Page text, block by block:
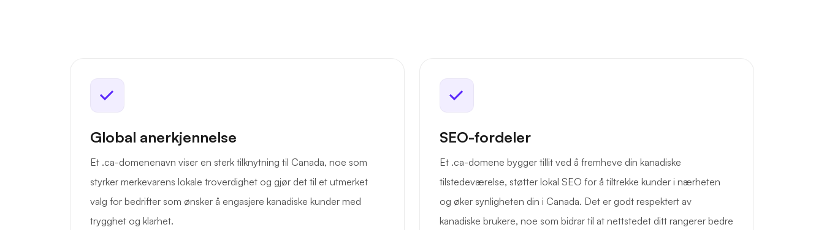
Global anerkjennelse
Et .ca-domenenavn viser en sterk tilknytning til Canada, noe som
styrker merkevarens lokale troverdighet og gjør det til et utmerket
valg for bedrifter som ønsker å engasjere kanadiske kunder med
trygghet og klarhet.
SEO-fordeler
Et .ca-domene bygger tillit ved å fremheve din kanadiske
tilstedeværelse, støtter lokal SEO for å tiltrekke kunder i nærheten
og øker synligheten din i Canada. Det er godt respektert av
kanadiske brukere, noe som bidrar til at nettstedet ditt rangerer bedre